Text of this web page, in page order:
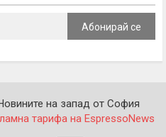
Абонирай се
на запад от София
тарифа на EspressoNews